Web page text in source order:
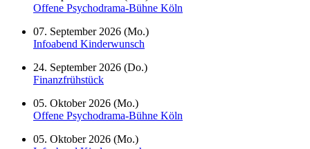
Offene Psychodrama-Bühne Köln
07. September 2026 (Mo.)
Infoabend Kinderwunsch
24. September 2026 (Do.)
Finanzfrühstück
05. Oktober 2026 (Mo.)
Offene Psychodrama-Bühne Köln
05. Oktober 2026 (Mo.)